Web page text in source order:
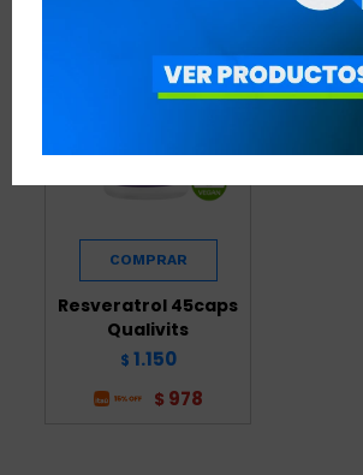
Resveratrol 45caps
Qualivits
$ 1.150
$ 978